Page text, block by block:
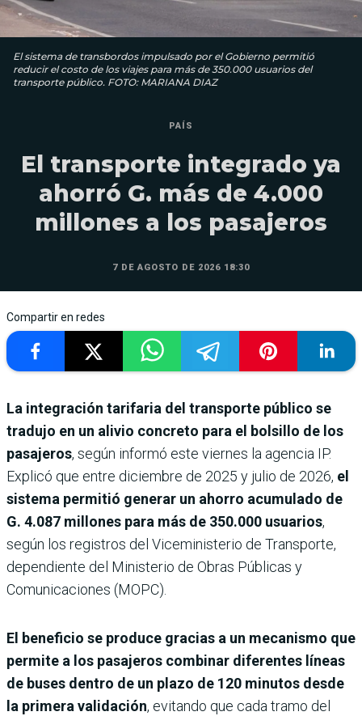
El sistema de transbordos impulsado por el Gobierno permitió
reducir el costo de los viajes para más de 350.000 usuarios del
transporte público. FOTO: MARIANA DIAZ
PAÍS
El transporte integrado ya
ahorró G. más de 4.000
millones a los pasajeros
7 DE AGOSTO DE 2026 18:30
Compartir en redes
La integración tarifaria del transporte público se
tradujo en un alivio concreto para el bolsillo de los
pasajeros, según informó este viernes la agencia IP.
Explicó que entre diciembre de 2025 y julio de 2026, el
sistema permitió generar un ahorro acumulado de
G. 4.087 millones para más de 350.000 usuarios,
según los registros del Viceministerio de Transporte,
dependiente del Ministerio de Obras Públicas y
Comunicaciones (MOPC).
El beneficio se produce gracias a un mecanismo que
permite a los pasajeros combinar diferentes líneas
de buses dentro de un plazo de 120 minutos desde
la primera validación, evitando que cada tramo del